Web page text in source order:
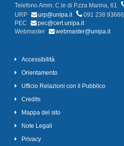
Telefono Amm. C.le di P.zza Marina, 61
URP
urp@unipa.it
091 238 93666
PEC
pec@cert.unipa.it
Webmaster
webmaster@unipa.it
Accessibilità
Orientamento
Ufficio Relazioni con il Pubblico
Credits
Mappa del sito
Note Legali
Privacy